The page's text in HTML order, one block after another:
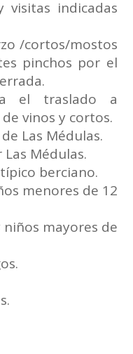
visitas indicadas
/cortos/mostos
pinchos por el
el traslado a
vinos y cortos.
Las Médulas.
Médulas.
berciano.
menores de 12
mayores de